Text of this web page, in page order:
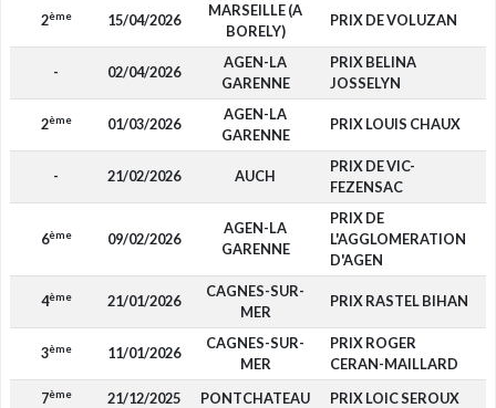
2ème 15/04/2026
MARSEILLE (A
BORELY)
PRIX DE VOLUZAN
- 02/04/2026
AGEN-LA
GARENNE
PRIX BELINA
JOSSELYN
2ème 01/03/2026
AGEN-LA
GARENNE
PRIX LOUIS CHAUX
- 21/02/2026 AUCH
PRIX DE VIC-
FEZENSAC
6ème 09/02/2026
AGEN-LA
GARENNE
PRIX DE
L'AGGLOMERATION
D'AGEN
4ème 21/01/2026
CAGNES-SUR-
MER
PRIX RASTEL BIHAN
3ème 11/01/2026
CAGNES-SUR-
MER
PRIX ROGER
CERAN-MAILLARD
7ème 21/12/2025 PONTCHATEAU PRIX LOIC SEROUX